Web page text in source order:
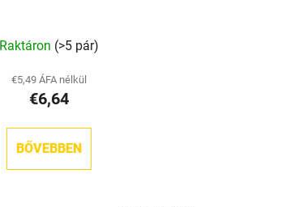
Raktáron (>5 pár)
€5,49 ÁFA nélkül
€6,64
BŐVEBBEN